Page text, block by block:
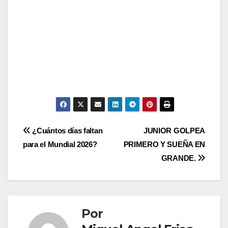
Navegación
de
entradas
JUNIOR GOLPEA
PRIMERO Y SUEÑA EN
GRANDE.
¿Cuántos días faltan
para el Mundial 2026?
Por